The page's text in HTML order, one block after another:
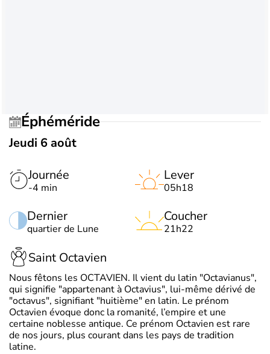
Éphéméride
Jeudi 6 août
Journée
-4 min
Dernier
quartier de Lune
Lever
05h18
Coucher
21h22
Saint Octavien
Nous fêtons les OCTAVIEN. Il vient du latin "Octavianus",
qui signifie "appartenant à Octavius", lui-même dérivé de
"octavus", signifiant "huitième" en latin. Le prénom
Octavien évoque donc la romanité, l’empire et une
certaine noblesse antique. Ce prénom Octavien est rare
de nos jours, plus courant dans les pays de tradition
latine.